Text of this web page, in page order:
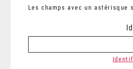
Les champs avec un astérisque